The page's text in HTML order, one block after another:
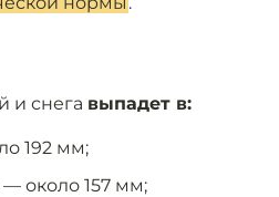
и снега выпадет в:
192 мм;
около 157 мм;